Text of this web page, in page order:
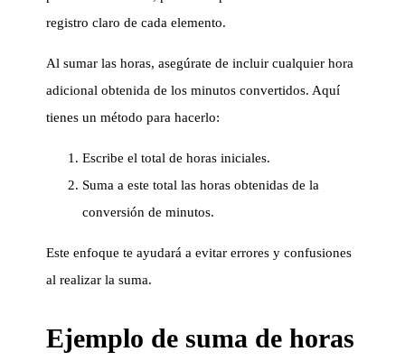
registro claro de cada elemento.
Al sumar las horas, asegúrate de incluir cualquier hora
adicional obtenida de los minutos convertidos. Aquí
tienes un método para hacerlo:
Escribe el total de horas iniciales.
Suma a este total las horas obtenidas de la
conversión de minutos.
Este enfoque te ayudará a evitar errores y confusiones
al realizar la suma.
Ejemplo de suma de horas